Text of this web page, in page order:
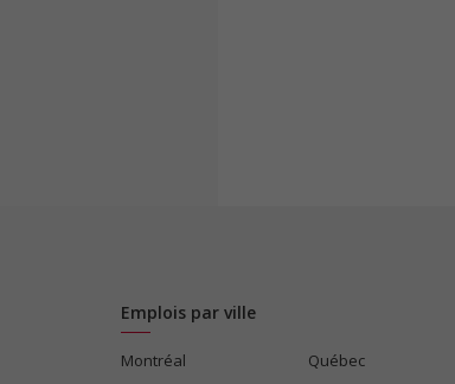
Emplois par ville
Montréal
Québec